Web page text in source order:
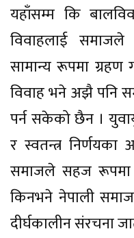
यहाँसम्म कि
विवाहलाई
सामान्य रूपमा ग्रहण
विवाह भने अझै पनि
पर्न सकेको छैन ।
र स्वतन्त्र निर्णयका
समाजले सहज रूपमा
किनभने नेपाली
दीर्घकालीन संरचना